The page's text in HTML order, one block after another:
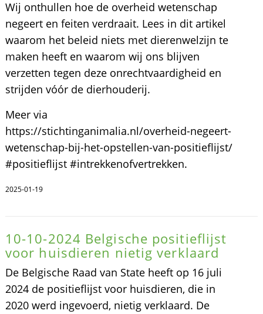
Wij onthullen hoe de overheid wetenschap
negeert en feiten verdraait. Lees in dit artikel
waarom het beleid niets met dierenwelzijn te
maken heeft en waarom wij ons blijven
verzetten tegen deze onrechtvaardigheid en
strijden vóór de dierhouderij.
Meer via
https://stichtinganimalia.nl/overheid-negeert-
wetenschap-bij-het-opstellen-van-positieflijst/
#positieflijst #intrekkenofvertrekken.
2025-01-19
10-10-2024 Belgische positieflijst
voor huisdieren nietig verklaard
De Belgische Raad van State heeft op 16 juli
2024 de positieflijst voor huisdieren, die in
2020 werd ingevoerd, nietig verklaard. De